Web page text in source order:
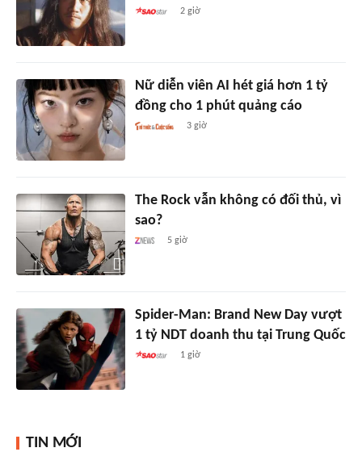
2 giờ
Nữ diễn viên AI hét giá hơn 1 tỷ
đồng cho 1 phút quảng cáo
3 giờ
The Rock vẫn không có đối thủ, vì
sao?
5 giờ
Spider-Man: Brand New Day vượt
1 tỷ NDT doanh thu tại Trung Quốc
1 giờ
TIN MỚI